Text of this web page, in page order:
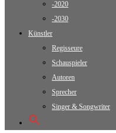
-2020
-2030
Künstler
Regisseure
Schauspieler
Autoren
Sprecher
Singer & Songwriter